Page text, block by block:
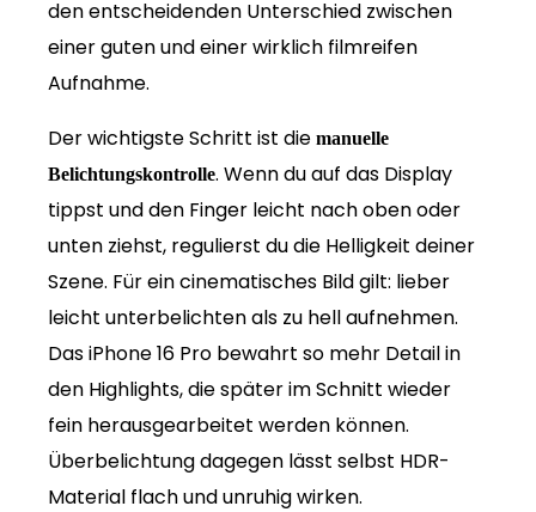
den entscheidenden Unterschied zwischen
einer guten und einer wirklich filmreifen
Aufnahme.
Der wichtigste Schritt ist diemanuelle
Belichtungskontrolle. Wenn du auf das Display
tippst und den Finger leicht nach oben oder
unten ziehst, regulierst du die Helligkeit deiner
Szene. Für ein cinematisches Bild gilt: lieber
leicht unterbelichten als zu hell aufnehmen.
Das iPhone 16 Pro bewahrt so mehr Detail in
den Highlights, die später im Schnitt wieder
fein herausgearbeitet werden können.
Überbelichtung dagegen lässt selbst HDR-
Material flach und unruhig wirken.